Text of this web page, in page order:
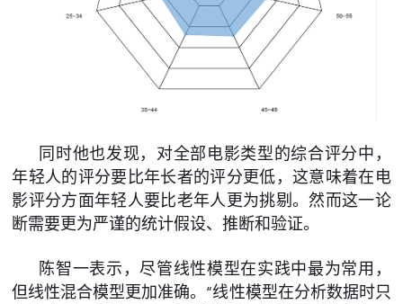
同时他也发现，对全部电影类型的综合评分中，
年轻人的评分要比年长者的评分更低，这意味着在电
影评分方面年轻人要比老年人更为挑剔。然而这一论
断需要更为严谨的统计假设、推断和验证。
陈智一表示，尽管线性模型在实践中最为常用，
但线性混合模型更加准确。“线性模型在分析数据时只